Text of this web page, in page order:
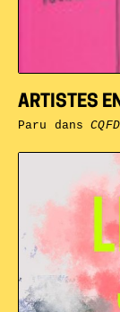
ARTISTES
Paru dansCQFD